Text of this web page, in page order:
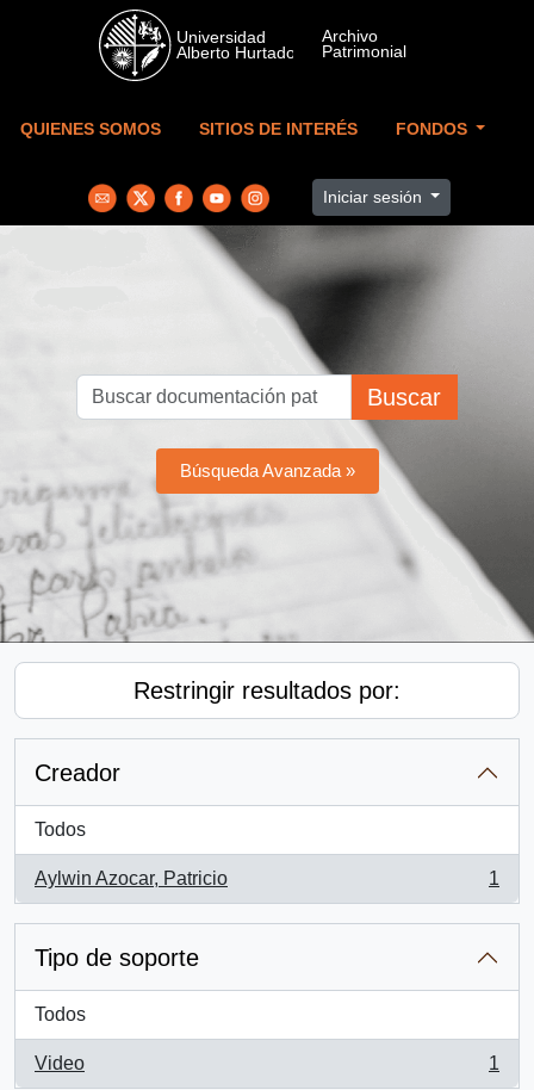
Skip to main content
QUIENES SOMOS SITIOS DE INTERÉS FONDOS
Iniciar sesión
Buscar
Búsqueda Avanzada »
Restringir resultados por:
Creador
Todos
Aylwin Azocar, Patricio
, 1 resultados
1
Tipo de soporte
Todos
Video
, 1 resultados
1